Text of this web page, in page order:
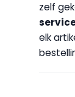
zelf
elk